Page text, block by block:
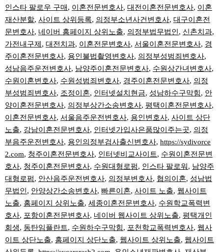
인스타 팔로우 구매 , 이혼전문변호사, 대전이혼전문변호사, 이혼
재산분할, 사이트 상위등록, 의정부소년사건변호사, 대구이혼전
문변호사, 네이버 홈페이지 상위노출, 의정부법무법인 , 신촌치과,
가전내구제 , 대전치과, 이혼전문변호사, 서울이혼전문변호사, 경
주이혼전문변호사, 용인불법촬영변호사, 의정부성범죄변호사,
성남음주운전변호사, 남양주이혼전문변호사, 수원상간녀변호사,
수원이혼변호사, 수원성범죄변호사, 경주이혼전문변호사, 의정
부성범죄변호사, 조정이혼, 인터넷설치현금, 성남하수구막힘, 안
양이혼전문변호사, 의정부상간소송변호사, 평택이혼전문변호사,
이혼전문변호사, 서울음주운전변호사, 용인변호사, 사이트 상단
노출, 강남이혼전문변호사, 인터넷가입사은품많이주는곳, 의정
부음주운전변호사, 용인의정부검사출신변호사, https://sydivorce
2.com, 청주이혼전문변호사, 인터넷비교사이트, 수원이혼전문변
호사, 청주이혼전문변호사, 수원대형로펌, 인스타 팔로워 , 남양주
대형로펌, 안산음주운전변호사, 의정부변호사, 협의이혼, 성남법
무법인 , 안양상간소송변호사, 빠른이혼, 사이트 노출, 웹사이트
노출, 홈페이지 상위노출, 세종이혼전문변호사, 수원학교폭력변
호사, 포항이혼전문변호사, 네이버 웹사이트 상위노출, 평택개인
회생, 동탄임플란트, 수원하수구막힘, 포천학교폭력변호사, 웹사
이트 상단노출, 홈페이지 상단노출, 웹사이트 상위노출, 웹사이트